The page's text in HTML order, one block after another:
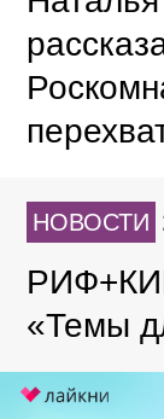
НОВОСТИ
«Темы